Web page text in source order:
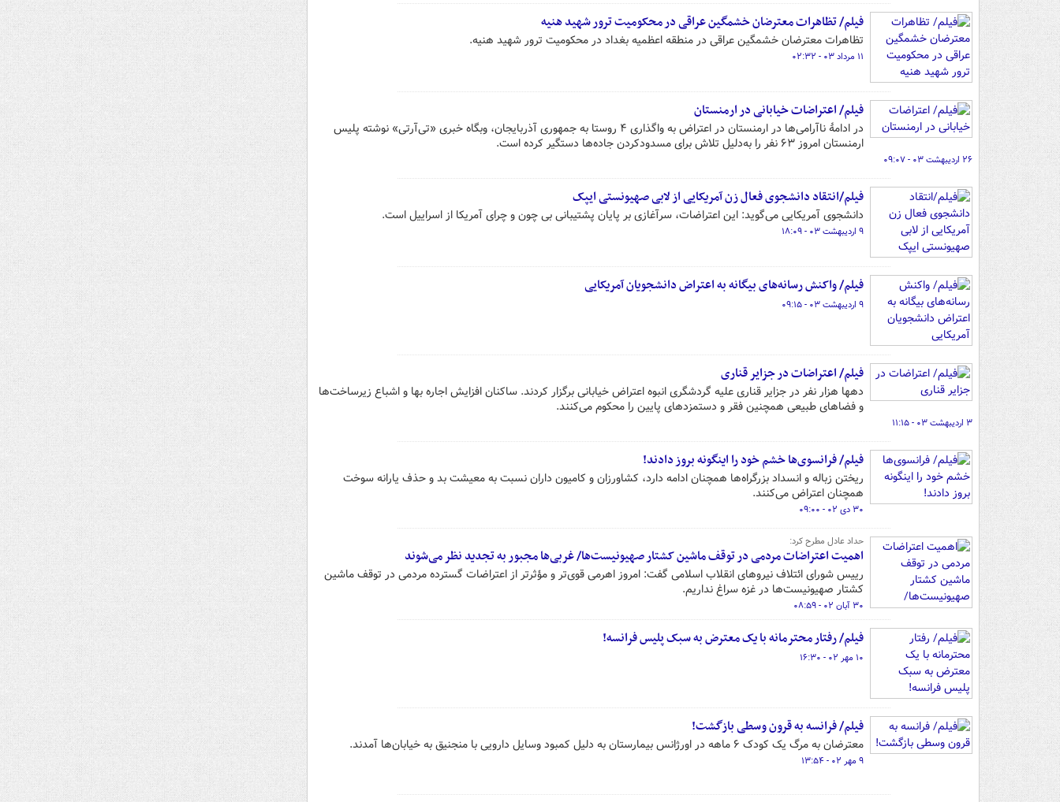
فیلم/ تظاهرات معترضان خشمگین عراقی در محکومیت ترور شهید هنیه
تظاهرات معترضان خشمگین عراقی در منطقه اعظمیه بغداد در محکومیت ترور شهید هنیه.
۱۱ مرداد ۰۳ - ۰۲:۳۲
فیلم/ اعتراضات خیابانی در ارمنستان
در ادامهٔ ناآرامی‌ها در ارمنستان در اعتراض به واگذاری ۴ روستا به جمهوری آذربایجان، وبگاه خبری «تی‌آرتی» نوشته پلیس
ارمنستان امروز ۶۳ نفر را به‌دلیل تلاش برای مسدودکردن جاده‌ها دستگیر کرده است.
۲۶ اردیبهشت ۰۳ - ۰۹:۰۷
فیلم/انتقاد دانشجوی فعال زن آمریکایی از لابی‌ صهیونستی ایپک
دانشجوی آمریکایی می‌گوید: این اعتراضات، سرآغازی بر پایان پشتیبانی بی چون و چرای آمریکا از اسراییل است.
۹ اردیبهشت ۰۳ - ۱۸:۰۹
فیلم/ واکنش رسانه‌های بیگانه به اعتراض دانشجویان آمریکایی
۹ اردیبهشت ۰۳ - ۰۹:۱۵
فیلم/ اعتراضات در جزایر قناری
دهها هزار نفر در جزایر قناری علیه گردشگری انبوه اعتراض خیابانی برگزار کردند. ساکنان افزایش اجاره بها و اشباع زیرساخت‌ها
و فضاهای طبیعی همچنین فقر و دستمزدهای پایین را محکوم می‌کنند.
۳ اردیبهشت ۰۳ - ۱۱:۱۵
فیلم/ فرانسوی‌ها خشم خود را اینگونه بروز دادند!
ریختن زباله و انسداد بزرگراه‌ها همچنان ادامه دارد، کشاورزان و کامیون داران نسبت به معیشت بد و حذف یارانه سوخت
همچنان اعتراض می‌کنند.
۳۰ دی ۰۲ - ۰۹:۰۰
حداد عادل مطرح کرد:
اهمیت اعتراضات مردمی در توقف ماشین کشتار صهیونیست‌ها/ غربی‌ها مجبور به تجدید نظر می‌شوند
رییس شورای ائتلاف نیروهای انقلاب اسلامی گفت: امروز اهرمی قوی‌تر و مؤثرتر از اعتراضات گسترده مردمی در توقف ماشین
کشتار صهیونیست‌ها در غزه سراغ نداریم.
۳۰ آبان ۰۲ - ۰۸:۵۹
فیلم/ رفتار محترمانه با یک معترض به سبک پلیس فرانسه!
۱۰ مهر ۰۲ - ۱۶:۳۰
فیلم/ فرانسه به قرون وسطی بازگشت!
معترضان به مرگ یک کودک ۶ ماهه در اورژانس بیمارستان به دلیل کمبود وسایل دارویی با منجنیق به خیابان‌ها آمدند.
۹ مهر ۰۲ - ۱۳:۵۴